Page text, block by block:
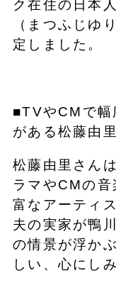
ク在住の日本
（まつふじゆ
定しました。
■TVやCMで幅
がある松藤由
松藤由里さん
ラマやCMの
富なアーティ
夫の実家が鴨
の情景が浮か
しい、心にし